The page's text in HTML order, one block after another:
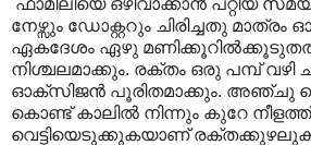
നേഴ്സും ഡോക്റ്ററും ചിരിച്ചതു മാത്രം
ഏകദേശം ഏഴു
നിശ്ചലമാക്കും. രക്തം ഒരു പമ്പ് വഴി
ഓക്സിജൻ പൂരിതമാക്കും. അഞ്ചു
കൊണ്ട് കാലിൽ നിന്നും കുറേ
വെട്ടിയെടുക്കുകയാണ്